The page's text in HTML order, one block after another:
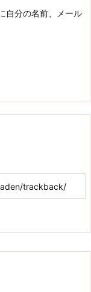
自分の名前、メール